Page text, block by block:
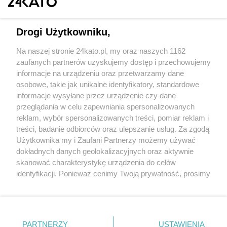
Wydawca mediów lokalnych
Nie zapomnij
zapoznać się z:
polityką prywatności regulamin korzystania z portali
Twojemiasto
Piekary Śląskie
Chorzów
Tarnowskie Góry
Gliwice
Skontaktuj sięz nami
Kontakt
Wydawca
Redakcja
Drogi Użytkowniku,
Na naszej stronie 24kato.pl, my oraz naszych 1162
zaufanych partnerów uzyskujemy dostęp i przechowujemy
informacje na urządzeniu oraz przetwarzamy dane
osobowe, takie jak unikalne identyfikatory, standardowe
informacje wysyłane przez urządzenie czy dane
przeglądania w celu zapewniania spersonalizowanych
reklam, wybór spersonalizowanych treści, pomiar reklam i
treści, badanie odbiorców oraz ulepszanie usług. Za zgodą
Użytkownika my i Zaufani Partnerzy możemy używać
dokładnych danych geolokalizacyjnych oraz aktywnie
skanować charakterystykę urządzenia do celów
identyfikacji. Ponieważ cenimy Twoją prywatność, prosimy
prywatności znajdujący się w lewym dolnym rogu strony
PARTNERZY USTAWIENIA